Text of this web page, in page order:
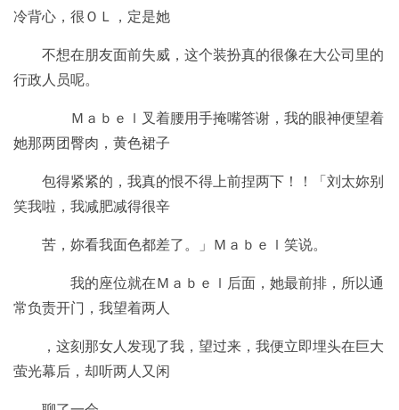
冷背心，很ＯＬ，定是她
不想在朋友面前失威，这个装扮真的很像在大公司里的
行政人员呢。
Ｍａｂｅｌ叉着腰用手掩嘴答谢，我的眼神便望着
她那两团臀肉，黄色裙子
包得紧紧的，我真的恨不得上前捏两下！！「刘太妳别
笑我啦，我减肥减得很辛
苦，妳看我面色都差了。」Ｍａｂｅｌ笑说。
我的座位就在Ｍａｂｅｌ后面，她最前排，所以通
常负责开门，我望着两人
，这刻那女人发现了我，望过来，我便立即埋头在巨大
萤光幕后，却听两人又闲